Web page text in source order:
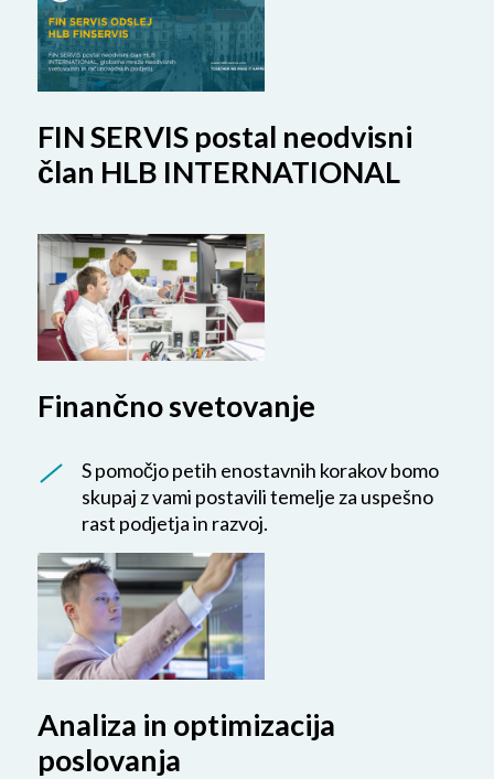
FIN SERVIS postal neodvisni
član HLB INTERNATIONAL
Finančno svetovanje
S pomočjo petih enostavnih korakov bomo
skupaj z vami postavili temelje za uspešno
rast podjetja in razvoj.
Analiza in optimizacija
poslovanja